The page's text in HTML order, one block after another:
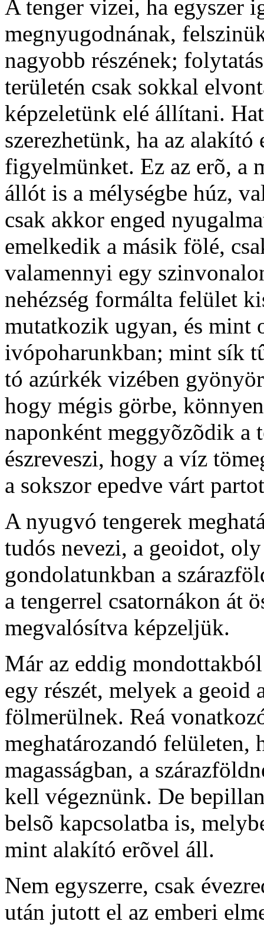
A tenger vizei, ha egyszer
megnyugodnának,
nagyobb részének;
területén csak sokkal
képzeletünk elé állítani.
szerezhetünk, ha az
figyelmünket. Ez az erõ, a
állót is a mélységbe húz,
csak akkor enged
emelkedik a másik fölé,
valamennyi egy
nehézség formálta felület
mutatkozik ugyan, és mint
ivópoharunkban; mint sík
tó azúrkék vizében
hogy mégis görbe,
naponként meggyõzõdik a
észreveszi, hogy a víz
a sokszor epedve várt
A nyugvó tengerek
tudós nevezi, a geoidot,
gondolatunkban a
a tengerrel csatornákon át
megvalósítva képzeljük.
Már az eddig
egy részét, melyek a geoid
fölmerülnek. Reá
meghatározandó felületen,
magasságban, a
kell végeznünk. De
belsõ kapcsolatba is,
mint alakító erõvel áll.
Nem egyszerre, csak
után jutott el az emberi